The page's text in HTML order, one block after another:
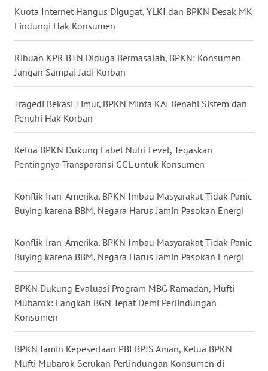
Kuota Internet Hangus Digugat, YLKI dan BPKN Desak MK
Lindungi Hak Konsumen
Ribuan KPR BTN Diduga Bermasalah, BPKN: Konsumen
Jangan Sampai Jadi Korban
Tragedi Bekasi Timur, BPKN Minta KAI Benahi Sistem dan
Penuhi Hak Korban
Ketua BPKN Dukung Label Nutri Level, Tegaskan
Pentingnya Transparansi GGL untuk Konsumen
Konflik Iran-Amerika, BPKN Imbau Masyarakat Tidak Panic
Buying karena BBM, Negara Harus Jamin Pasokan Energi
Konflik Iran-Amerika, BPKN Imbau Masyarakat Tidak Panic
Buying karena BBM, Negara Harus Jamin Pasokan Energi
BPKN Dukung Evaluasi Program MBG Ramadan, Mufti
Mubarok: Langkah BGN Tepat Demi Perlindungan
Konsumen
BPKN Jamin Kepesertaan PBI BPJS Aman, Ketua BPKN
Mufti Mubarok Serukan Perlindungan Konsumen di
WN
SIMALUNGUN
LABUHANBATU
TAPANULI
TENGAH
WN DELI
SERDANG
WN
TEBING
WN
PAKPAK
WN
KARAWANG
BEKASI